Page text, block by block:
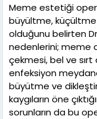
Meme estetiği
büyültme,
olduğunu belirten
nedenlerini; meme
çekmesi, bel ve sırt
enfeksiyon
büyütme ve
kaygıların öne
sorunların da bu